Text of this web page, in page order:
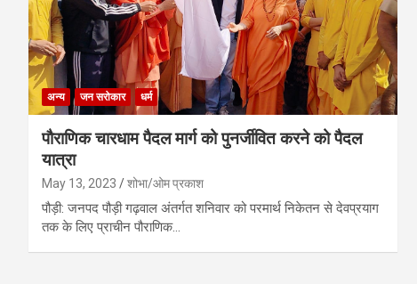
अन्य जन सरोकार धर्म
पौराणिक चारधाम पैदल मार्ग को पुनर्जीवित करने को पैदल
यात्रा
May 13, 2023 शोभा/ओम प्रकाश
पौड़ी: जनपद पौड़ी गढ़वाल अंतर्गत शनिवार को परमार्थ निकेतन से देवप्रयाग
तक के लिए प्राचीन पौराणिक…